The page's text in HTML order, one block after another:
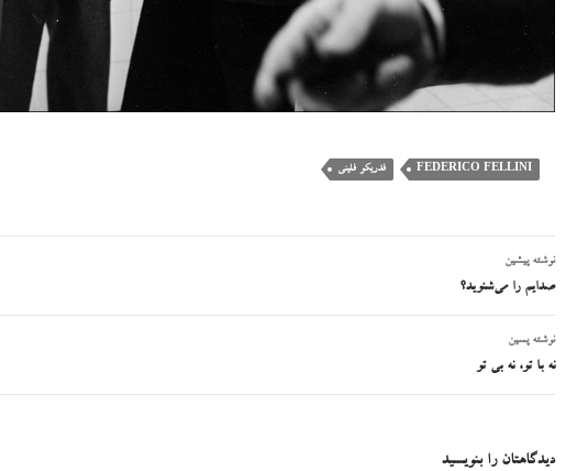
FEDERICO FELLINI فدریکو فلینی
ناوبری
نوشته
نوشته پیشین
صدایم را می‌شنوید؟
نوشته پسین
نه با تو، نه بی تو
دیدگاهتان را بنویسید